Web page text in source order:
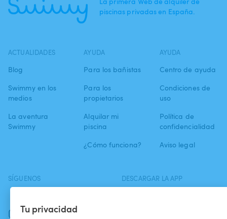
Tu privacidad
piscinas privadas en España.
ACTUALIDADES
Blog
Swimmy en los
medios
La aventura
Swimmy
AYUDA
Para los bañistas
Para los
propietarios
Alquilar mi
piscina
¿Cómo funciona?
AYUDA
Centro de ayuda
Condiciones de
uso
Política de
confidencialidad
Aviso legal
SÍGUENOS
Instagram
DESCARGAR LA APP